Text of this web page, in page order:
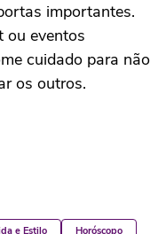
importantes.
ou eventos
cuidado para não
os outros.
e Estilo Horóscopo